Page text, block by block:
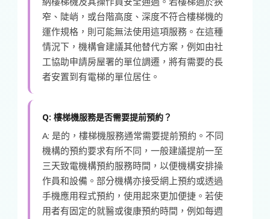
窄、陡峭，或台階高度、深度不符合樓梯機的
運作規格，則可能無法使用這項服務。在這種
情況下，機構會建議其他替代方案，例如由社
工協助申請房屋署的單位調遷，將有需要的長
者安置到有電梯的單位居住。
Q: 樓梯機服務是否需要提前預約？
A: 是的，樓梯機服務通常需要提前預約。不同
機構的預約要求有所不同，一般建議提前一至
三天致電機構預約服務時間，以便機構安排操
作員和設備。部分機構亦接受網上預約或透過
手機應用程式預約，使用起來更加便捷。若使
用者有固定的就醫或復康預約時間，例如每週